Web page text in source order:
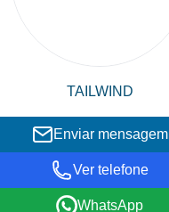
TAILWIND
Enviar mensagem
Ver telefone
WhatsApp